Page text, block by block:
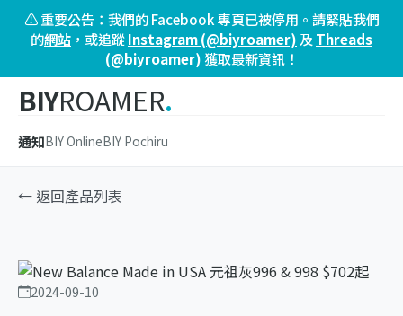
⚠️ 重要公告：我們的 Facebook 專頁已被停用。請緊貼我們
的網站 ，或追蹤Instagram (@biyroamer) 及 Threads
(@biyroamer)獲取最新資訊！
BIYROAMER.
通知BIY OnlineBIY Pochiru
← 返回產品列表
2024-09-10